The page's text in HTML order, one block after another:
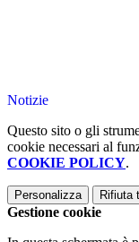
Notizie
Questo sito o gli
cookie necessari al
COOKIE POLICY.
Personalizza Rifiuta
Gestione cookie